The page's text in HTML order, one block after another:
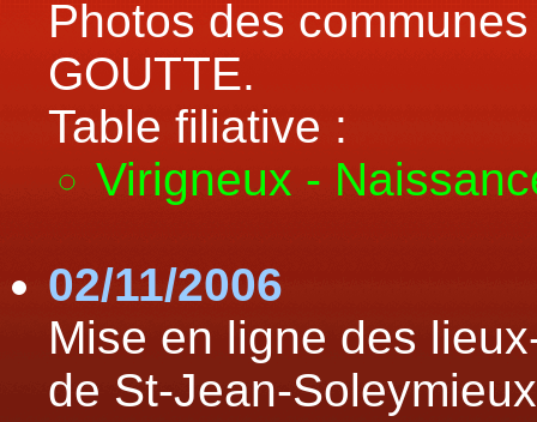
Photos des
GOUTTE.
Table filiative :
Virigneux -
02/11/2006
Mise en ligne des
de St-Jean-